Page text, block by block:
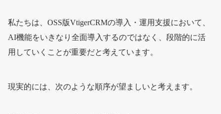
私たちは、OSS版VtigerCRMの導入・運用支援において、
AI機能をいきなり全面導入するのではなく、段階的に活
用していくことが重要だと考えています。
現実的には、次のような順序が望ましいと考えます。